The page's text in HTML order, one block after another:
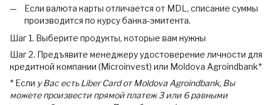
Если валюта карты отличается от MDL, списание суммы
производится по курсу банка-эмитента.
Шаг 1. Выберите продукты, которые вам нужны
Шаг 2. Предъявите менеджеру удостоверение личности для
кредитной компании (Microinvest) или Moldova Agroindbank*
* Если у Вас есть Liber Card от Moldova Agroindbank, Вы
можете произвести прямой платеж 3 или 6 равными